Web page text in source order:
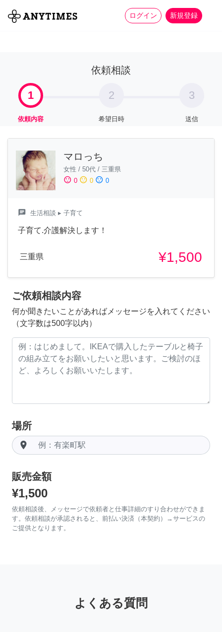
ログイン 新規登録
全て 家事 more_horiz
依頼相談
1
依頼内容
2
希望日時
3
送信
マロっち
女性 / 50代 / 三重県
sentiment_satisfied 0 sentiment_neutral 0 sentiment_dissatisfied 0
chat 生活相談 ▸ 子育て
子育て.介護解決します！
三重県 ¥1,500
ご依頼相談内容
何か聞きたいことがあればメッセージを入れてください
（文字数は500字以内）
場所
room
販売金額
¥1,500
依頼相談後、メッセージで依頼者と仕事詳細のすり合わせができま
す。依頼相談が承認されると、前払い決済（本契約）→サービスの
ご提供となります。
よくある質問